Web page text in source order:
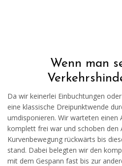
Wenn man
Da wir keinerlei Einbuchtungen
eine klassische Dreipunktwende
umdisponieren. Wir warteten einen
komplett frei war und schoben den
Kurvenbewegung rückwärts bis
stand. Dabei belegten wir den
mit dem Gespann fast bis zur